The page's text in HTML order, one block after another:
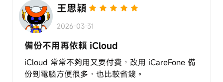
王思穎
2026-03-31
備份不用再依賴 iCloud
iCloud 常常不夠用又要付費，改用 iCareFone 備
份到電腦方便很多，也比較省錢。